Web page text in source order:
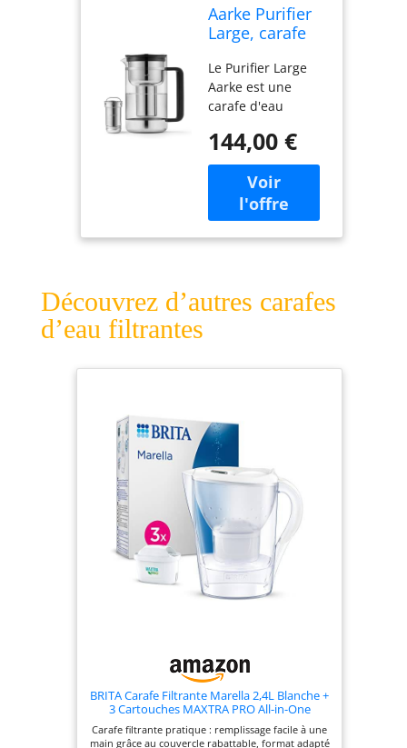
Aarke Purifier
Large, carafe
verre et acier
inoxydable, 1,7
L / 7 tasses,
recharge de
filtre Pure
Aarke
Le Purifier Large
Aarke est une
carafe d'eau
en verre et en
acier inoxydable. Il
est doté d'une
cartouche en acier
unique et
rechargeable pour
pas besoin de
cartouches en
collaboration avec
des technologies
de l'eau. Les
granulés filtrants
Pure inclus
réduisent le
chlore, les métaux
lourds et le
calcaire - vous
donnant une eau
plus propre et plus
vaisselle Poignée
robuste fabriquée
à partir de
plastique recyclé
et certifié Ocean
144,00 €
Découvrez d’autres carafes
d’eau filtrantes
BRITA Carafe Filtrante Marella 2,4L Blanche +
3 Cartouches MAXTRA PRO All-in-One
Carafe filtrante pratique : remplissage facile à une
main grâce au couvercle rabattable, format adapté